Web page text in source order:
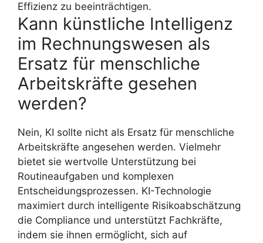
Effizienz zu beeinträchtigen.
Kann künstliche Intelligenz
im Rechnungswesen als
Ersatz für menschliche
Arbeitskräfte gesehen
werden?
Nein, KI sollte nicht als Ersatz für menschliche
Arbeitskräfte angesehen werden. Vielmehr
bietet sie wertvolle Unterstützung bei
Routineaufgaben und komplexen
Entscheidungsprozessen. KI-Technologie
maximiert durch intelligente Risikoabschätzung
die Compliance und unterstützt Fachkräfte,
indem sie ihnen ermöglicht, sich auf